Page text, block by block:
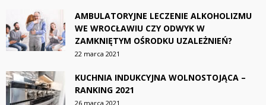
AMBULATORYJNE LECZENIE ALKOHOLIZMU
WE WROCŁAWIU CZY ODWYK W
ZAMKNIĘTYM OŚRODKU UZALEŻNIEŃ?
22 marca 2021
KUCHNIA INDUKCYJNA WOLNOSTOJĄCA –
RANKING 2021
26 marca 2021